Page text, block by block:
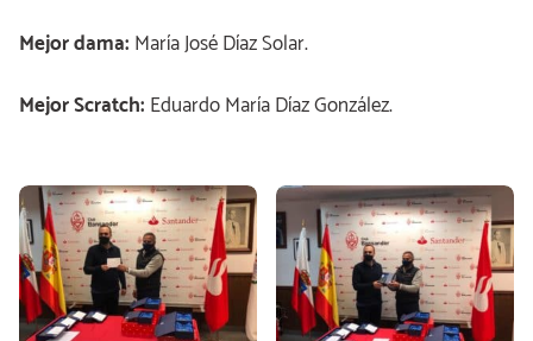
Mejor dama: María José Díaz Solar.
Mejor Scratch: Eduardo María Díaz González.